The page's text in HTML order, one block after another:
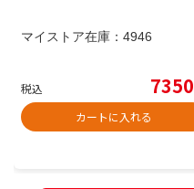
マイストア在庫： 4946
税込 7350
カートに入れる